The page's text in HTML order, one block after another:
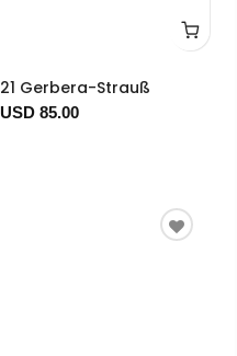
21 Gerbera-Strauß
USD 85.00